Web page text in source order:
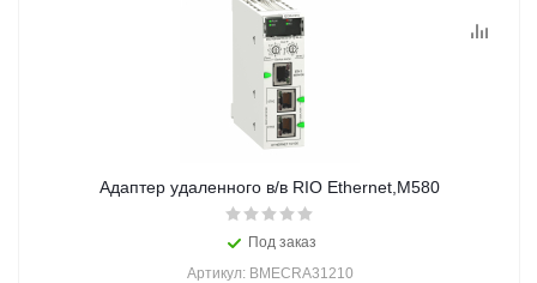
Адаптер удаленного в/в RIO Ethernet,M580
Под заказ
Артикул: BMECRA31210